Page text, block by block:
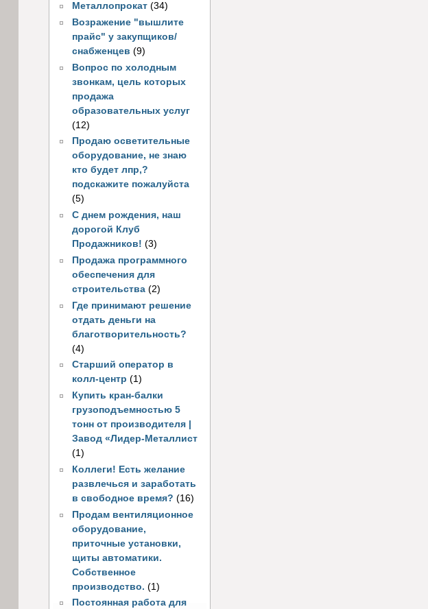
Металлопрокат (34)
Возражение "вышлите
прайс" у закупщиков/
снабженцев (9)
Вопрос по холодным
звонкам, цель которых
продажа
образовательных услуг
(12)
Продаю осветительные
оборудование, не знаю
кто будет лпр,?
подскажите пожалуйста
(5)
С днем рождения, наш
дорогой Клуб
Продажников! (3)
Продажа программного
обеспечения для
строительства (2)
Где принимают решение
отдать деньги на
благотворительность?
(4)
Старший оператор в
колл-центр (1)
Купить кран-балки
грузоподъемностью 5
тонн от производителя |
Завод «Лидер-Металлист
(1)
Коллеги! Есть желание
развлечься и заработать
в свободное время? (16)
Продам вентиляционное
оборудование,
приточные установки,
щиты автоматики.
Собственное
производство. (1)
Постоянная работа для